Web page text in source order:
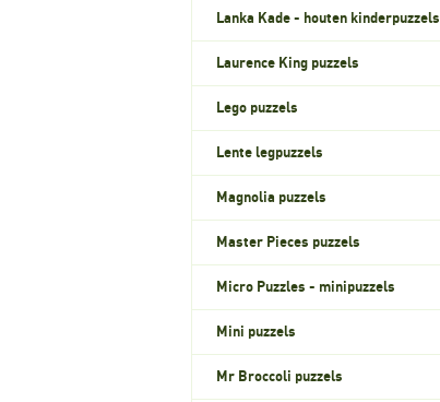
Lanka Kade - houten kinderpuzzels
Laurence King puzzels
Lego puzzels
Lente legpuzzels
Magnolia puzzels
Master Pieces puzzels
Micro Puzzles - minipuzzels
Mini puzzels
Mr Broccoli puzzels